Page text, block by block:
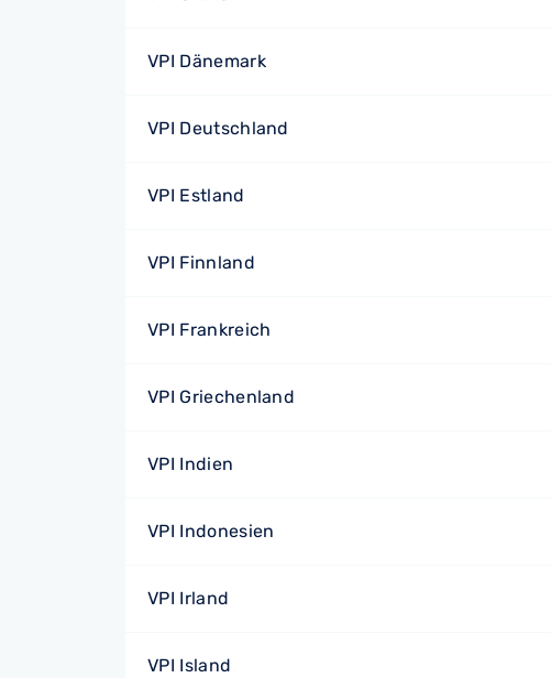
VPI Dänemark
VPI Deutschland
VPI Estland
VPI Finnland
VPI Frankreich
VPI Griechenland
VPI Indien
VPI Indonesien
VPI Irland
VPI Island